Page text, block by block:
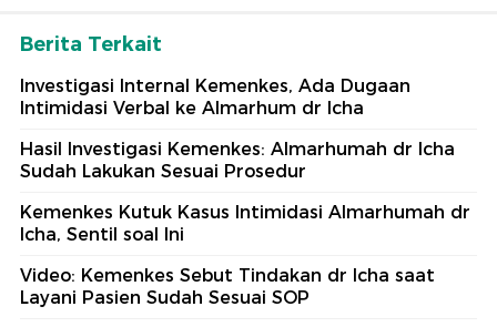
Berita Terkait
Investigasi Internal Kemenkes, Ada Dugaan
Intimidasi Verbal ke Almarhum dr Icha
Hasil Investigasi Kemenkes: Almarhumah dr Icha
Sudah Lakukan Sesuai Prosedur
Kemenkes Kutuk Kasus Intimidasi Almarhumah dr
Icha, Sentil soal Ini
Video: Kemenkes Sebut Tindakan dr Icha saat
Layani Pasien Sudah Sesuai SOP